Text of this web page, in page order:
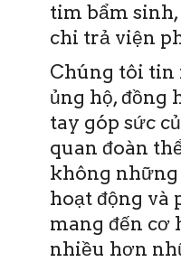
tim bẩm
chi trả viện
Chúng tôi tin
ủng hộ, đồng
tay góp sức
quan đoàn
không
hoạt động và
mang đến cơ
nhiều hơn